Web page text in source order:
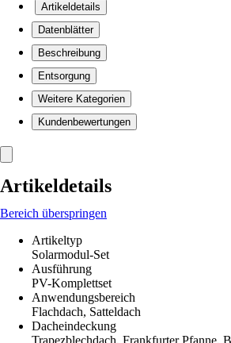
Artikeldetails
Datenblätter
Beschreibung
Entsorgung
Weitere Kategorien
Kundenbewertungen
Artikeldetails
Bereich überspringen
Artikeltyp
Solarmodul-Set
Ausführung
PV-Komplettset
Anwendungsbereich
Flachdach, Satteldach
Dacheindeckung
Trapezblechdach, Frankfurter Pfanne,